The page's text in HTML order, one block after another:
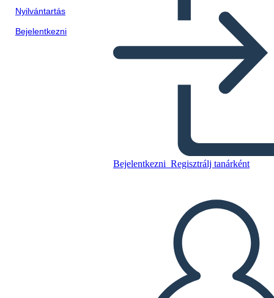
Nyilvántartás
Bejelentkezni
Bejelentkezni Regisztrálj tanárként
הירח הוא למטה מגרש תרשים
KÉSZÍTSEN EGY STORYBOARDOT
DIAVETÍTÉS LEJÁTSZÁSA
OLVASS NEKEM